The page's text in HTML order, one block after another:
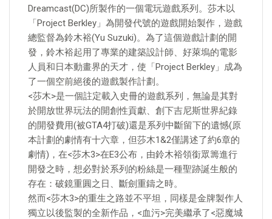
Dreamcast(DC)所製作的一個電玩遊戲系列。莎木以
「Project Berkley」為開發代號的遊戲開始製作，遊戲
總監督為鈴木裕(Yu Suzuki)。為了這個遊戲計劃的開
發，鈴木裕起用了專業的建築設計師、好萊塢的電影
人員和日本動畫界的天才，使「Project Berkley」成為
了一個空前絕後的遊戲製作計劃。
<莎木>是一個註定載入史冊的遊戲系列，無論是其對
於開放世界玩法的開創性貢獻、創下吉尼斯世界紀錄
的開發費用(被GTA4打破)還是系列中斷留下的遺憾(原
本計劃的劇情有十六章，但莎木1&2僅講述了約6章的
劇情)，在<莎木3>在E3公布，由鈴木裕領銜眾籌進行
開發之時，想必對於系列的粉絲是一種聖跡誕生般的
存在：破鏡重圓之日、斷劍重鑄之時。
然而<莎木3>的重生之路並不平坦，同樣是金牌製作人
獨立以後監製的全新作品，<血污>完美繼承了<惡魔城